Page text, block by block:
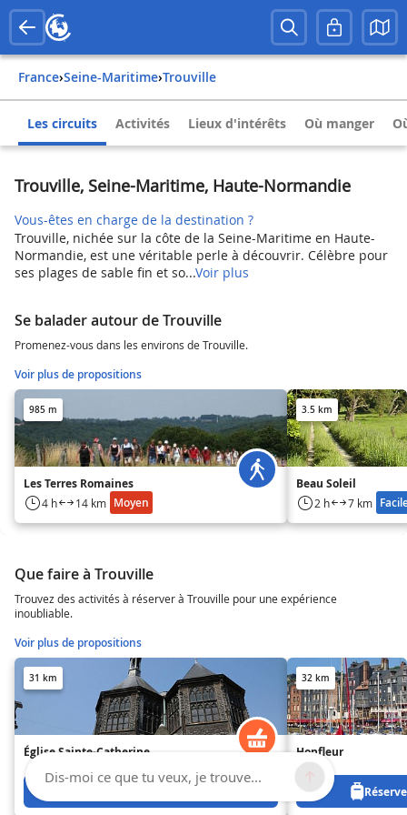
France› Seine-Maritime› Trouville
Les circuits Activités Lieux d'intérêts Où manger
Trouville, Seine-Maritime, Haute-Normandie
Vous-êtes en charge de la destination ?
Trouville, nichée sur la côte de la Seine-Maritime en Haute-
Normandie, est une véritable perle à découvrir. Célèbre pour
ses plages de sable fin et so...Voir plus
Se balader autour de Trouville
Promenez-vous dans les environs de Trouville.
Voir plus de propositions
985 m
Les Terres Romaines
4 h 14 km Moyen
3.5 km
Beau Soleil
2 h 7 km
Que faire à Trouville
Trouvez des activités à réserver à Trouville pour une expérience
inoubliable.
Voir plus de propositions
31 km
Église Sainte-Catherine
32 km
Honfleur
Dis-moi ce que tu veux, je trouve...